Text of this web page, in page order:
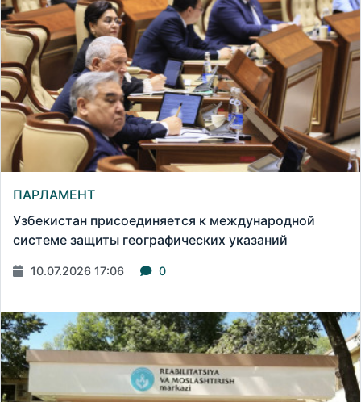
ПАРЛАМЕНТ
Узбекистан присоединяется к международной
системе защиты географических указаний
10.07.2026 17:06 0